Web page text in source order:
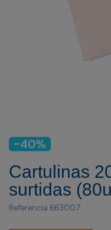
-40%
Cartulinas
surtidas
Referencia 663007